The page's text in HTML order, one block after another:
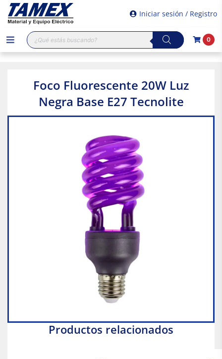
Iniciar sesión / Registro
Búsqueda
de
productos
0
Foco Fluorescente 20W Luz
Negra Base E27 Tecnolite
Productos relacionados